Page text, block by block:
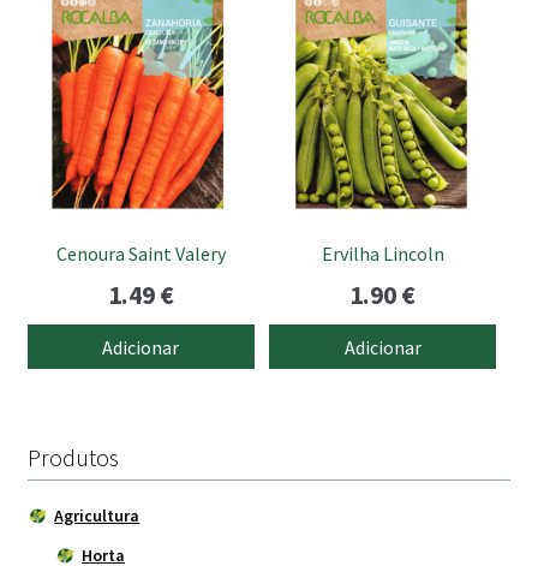
Cenoura Saint Valery
1.49€
Adicionar
Ervilha Lincoln
1.90€
Adicionar
Produtos
Agricultura
Horta